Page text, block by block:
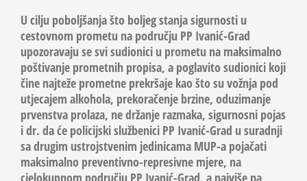
U cilju poboljšanja što boljeg stanja sigurnosti u
cestovnom prometu na području PP Ivanić-Grad
upozoravaju se svi sudionici u prometu na maksimalno
poštivanje prometnih propisa, a poglavito sudionici koji
čine najteže prometne prekršaje kao što su vožnja pod
utjecajem alkohola, prekoračenje brzine, oduzimanje
prvenstva prolaza, ne držanje razmaka, sigurnosni pojas
i dr. da će policijski službenici PP Ivanić-Grad u suradnji
sa drugim ustrojstvenim jedinicama MUP-a pojačati
maksimalno preventivno-represivne mjere, na
cjelokupnom području PP Ivanić-Grad, a najviše na